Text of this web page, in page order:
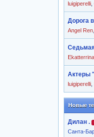
luigiperelli
Дорога
Angel Ren
Ekatterrina
Актеры
luigiperelli
Новые
Дилан .
Санта-